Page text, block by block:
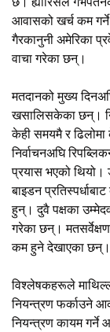
आवासको खर्च कम
गैरकानुनी अमेरिका
वाचा गरेका छन्।
मतदानको मुख्य
खसालिसकेका छन्।
केही समयमै र
निर्वाचनअघि
प्रयास भएको थियो।
बाइडन
हुन्। दुवै पक्षका
गरेका छन्।
कम हुने देखाएका छन्।
विश्लेषकहरूले
नियन्त्रण फर्काउने
नियन्त्रण कायम